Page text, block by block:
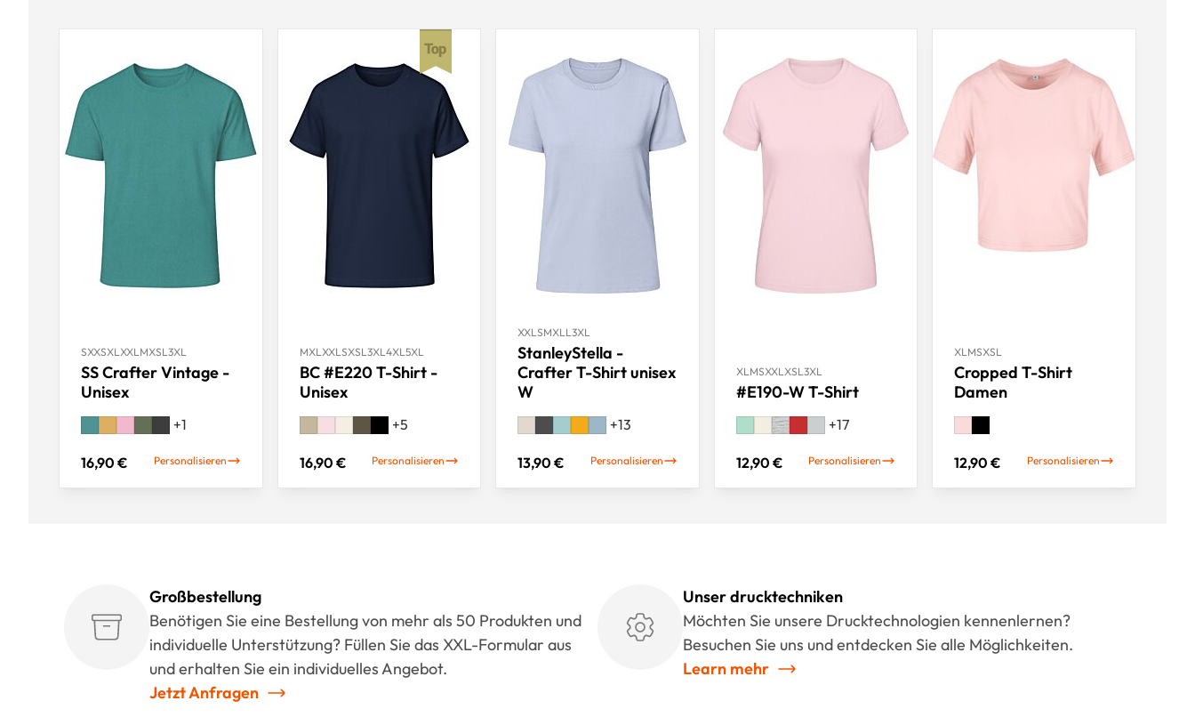
SXXSXLXXLMXSL3XL
SS Crafter Vintage -
Unisex
+1
16,90 € Personalisieren
MXLXXLSXSL3XL4XL5XL
BC #E220 T-Shirt -
Unisex
+5
16,90 € Personalisieren
XXLSMXLL3XL
StanleyStella -
Crafter T-Shirt unisex
W
+13
13,90 € Personalisieren
XLMSXXLXSL3XL
#E190-W T-Shirt
+17
12,90 € Personalisieren
XLMSXSL
Cropped T-Shirt
Damen
12,90 € Personalisieren
Großbestellung
Benötigen Sie eine Bestellung von mehr als 50 Produkten und
individuelle Unterstützung? Füllen Sie das XXL-Formular aus
und erhalten Sie ein individuelles Angebot.
Jetzt Anfragen
Unser drucktechniken
Möchten Sie unsere Drucktechnologien kennenlernen?
Besuchen Sie uns und entdecken Sie alle Möglichkeiten.
Learn mehr